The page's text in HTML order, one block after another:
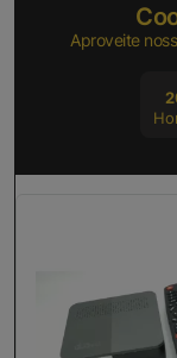
Aproveite